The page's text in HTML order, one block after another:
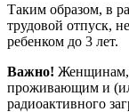
Таким образом, в
трудовой отпуск,
ребенком до 3 лет.
Важно! Женщинам,
проживающим и
радиоактивного